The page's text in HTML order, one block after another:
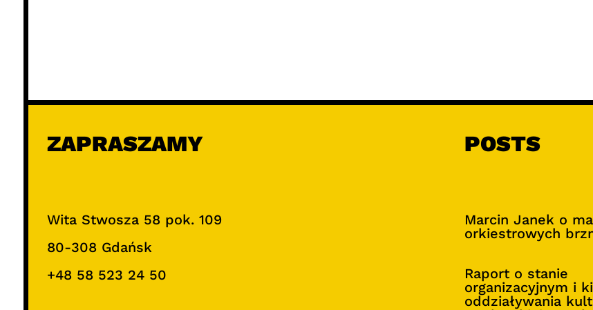
ZAPRASZAMY
Wita Stwosza 58 pok. 109
80-308 Gdańsk
+48 58 523 24 50
POSTS
Marcin Janek o
orkiestrowych
Raport o stanie
organizacyjnym i
oddziaływania